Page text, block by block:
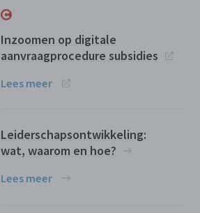
Inzoomen op digitale
aanvraagprocedure subsidies
Lees meer
Leiderschapsontwikkeling:
wat, waarom en hoe?
Lees meer